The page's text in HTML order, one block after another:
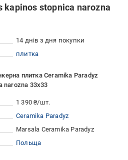
kapinos stopnica narozna
14 днів з дня покупки
плитка
плитка Ceramika Paradyz
narozna 33x33
1 390 ₴/шт.
Ceramika Paradyz
Marsala Ceramika Paradyz
Польща